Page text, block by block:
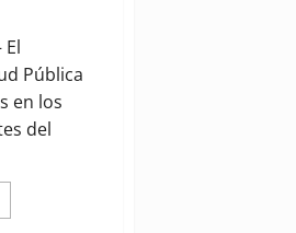
Pública
en los
del